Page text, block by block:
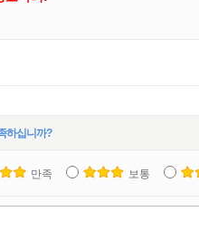
하십니까?
만족 보통